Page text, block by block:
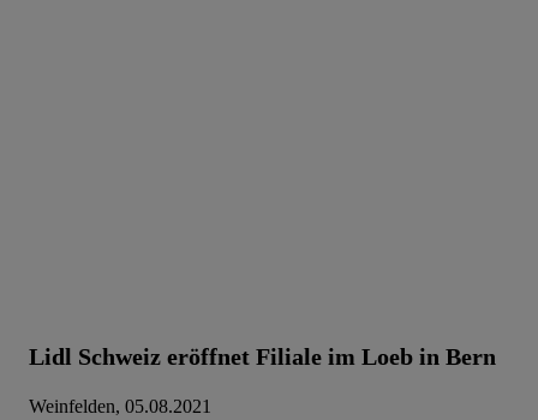
Lidl Schweiz eröffnet Filiale im Loeb in Bern
Weinfelden, 05.08.2021